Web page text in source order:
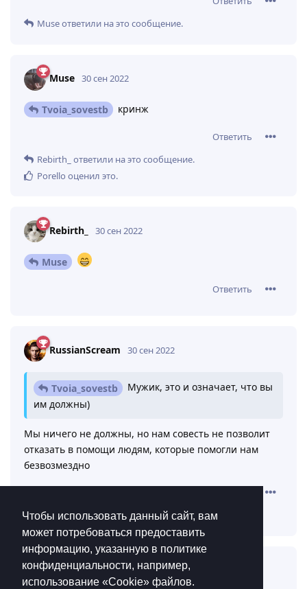
Чтобы использовать данный сайт, вам
может потребоваться предоставить
информацию, указанную в политике
конфиденциальности, например,
использование «Cookie»‎ файлов.
Museответили на это сообщение.
Muse 30 сен 2022
Tvoia_sovestb кринж
Ответить
Rebirth_ ответили на это сообщение.
Porello оценил это.
Rebirth_ 30 сен 2022
Muse
Ответить
RussianScream 30 сен 2022
Tvoia_sovestb
Мужик, это и означает, что вы
им должны)
Мы ничего не должны, но нам совесть не позволит
отказать в помощи людям, которые помогли нам
безвозмездно
Girodjetответили на это сообщение.
Girodjet 30 сен 2022 Изменено